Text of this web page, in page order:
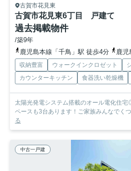
古賀市花見東
古賀市花見東6丁目 戸建て
過去掲載物件
/築9年
鹿児島本線「千鳥」駅 徒歩4分
鹿児
収納豊富 ウォークインクロゼット
カウンターキッチン
食器洗い乾燥機
太陽光発電システム搭載のオール電化住
ペースも3台あります！ご家族みんなでく
る
中古一戸建